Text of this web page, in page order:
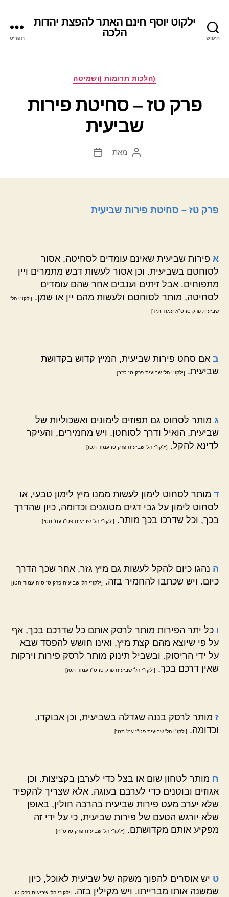
חיפוש
ילקוט יוסף חינם האתר להפצת יהדות
הלכה
תפריט
קטגוריות
(הלכות תרומות (ושמיטה
פרק טז – סחיטת פירות
שביעית
המחבר
מאת
תאריך
פרק טז – סחיטת פירות שביעית
א ‏פירות שביעית שאינם עומדים לסחיטה, אסור
לסוחטם בשביעית. וכן אסור לעשות דבש מתמרים ויין
מתפוחים. אבל זיתים וענבים אחר שהם עומדים
לסחיטה, מותר לסוחטם ולעשות מהם יין או שמן.
[ילקו"י הל'
שביעית פרק טז ס"א עמוד תיד]
ב אם סחט פירות שביעית, המיץ קדוש בקדושת
שביעית.
[ילקו"י הל' שביעית פרק טז ס"ב]
ג ‏מותר לסחוט גם תפוזים לימונים ואשכוליות של
שביעית, הואיל ודרך לסוחטן. ויש מחמירים, והעיקר
לדינא להקל.
[ילקו"י הל' שביעית פרק טז עמוד תטו]
ד מותר לסחוט לימון לעשות ממנו מיץ לימון טבעי, או
לסחוט לימון על גבי דגים מטוגנים וכדומה, כיון שהדרך
בכך, וכל שדרכו בכך מותר.
[ילקו"י הל' שביעית פט"ז עמ' תטז]
ה נהגו כיום להקל לעשות גם מיץ גזר, אחר שכך הדרך
כיום. ויש שכתבו להחמיר בזה.
[ילקו"י הל' שביעית פרק טז ס"ה עמוד תטז]
ו כל יתר הפירות מותר לרסק אותם כל שדרכם בכך, אף
על פי שיוצא מהם קצת מיץ, ואינו חושש להפסד שבא
על ידי הריסוק. ובשביל תינוק מותר לרסק פירות וירקות
שאין דרכם בכך.
[ילקו"י הל' שביעית פרק טז ס"ו עמוד תטז]
ז מותר לרסק בננה שגדלה בשביעית, וכן אבוקדו,
וכדומה.
[ילקו"י הל' שביעית פט"ז עמ' תטז]
ח מותר לטחון שום או בצל כדי לערבן בקציצות. וכן
אגוזים ובוטנים כדי לערבם בעוגה. אלא שצריך להקפיד
שלא יערב מעט פירות שביעית בהרבה חולין, באופן
שלא יורגש הטעם של פירות שביעית, כי על ידי זה
מפקיע אותם מקדושתם.
[ילקו"י הל' שביעית פרק טז ס"ח]
ט יש אוסרים להפוך משקה של שביעית לאוכל, כיון
שמשנה אותו מברייתו. ויש מקילין בזה.
[ילקו"י הל' שביעית פרק טז